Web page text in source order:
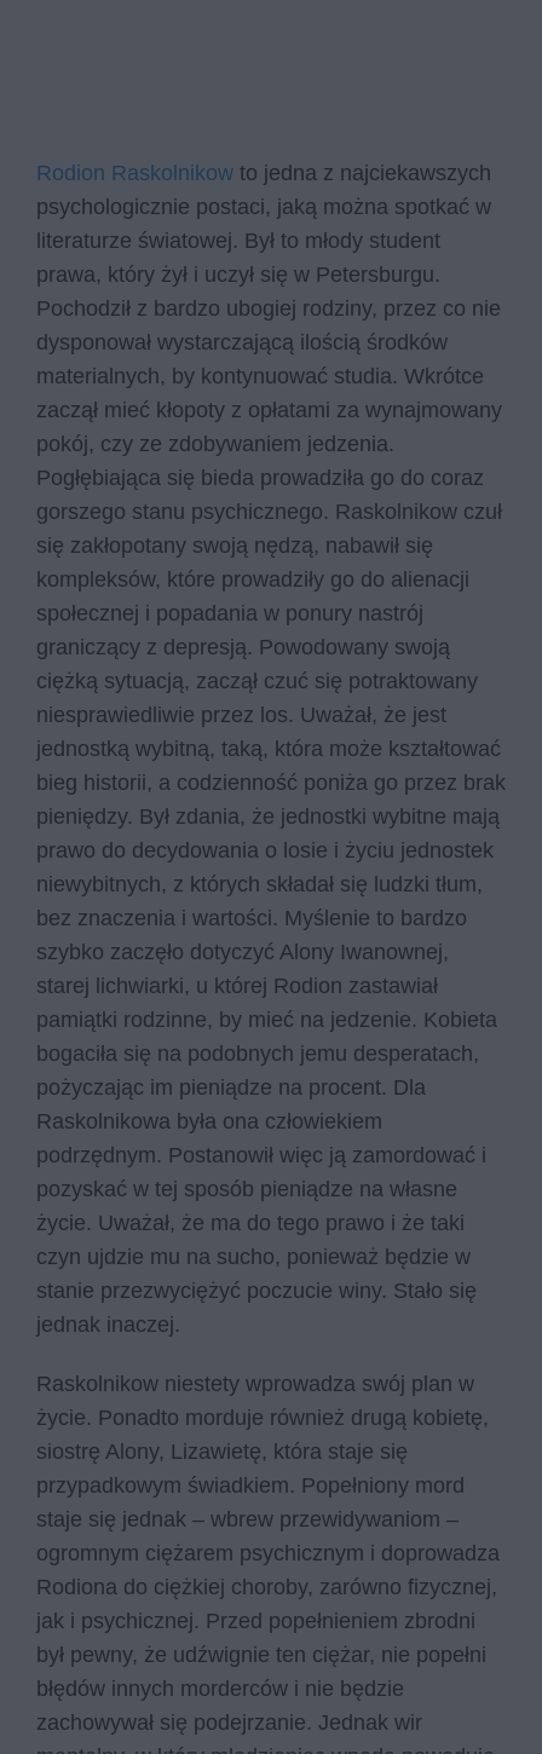
Rodion Raskolnikow to jedna z najciekawszych
psychologicznie postaci, jaką można spotkać w
literaturze światowej. Był to młody student
prawa, który żył i uczył się w Petersburgu.
Pochodził z bardzo ubogiej rodziny, przez co nie
dysponował wystarczającą ilością środków
materialnych, by kontynuować studia. Wkrótce
zaczął mieć kłopoty z opłatami za wynajmowany
pokój, czy ze zdobywaniem jedzenia.
Pogłębiająca się bieda prowadziła go do coraz
gorszego stanu psychicznego. Raskolnikow czuł
się zakłopotany swoją nędzą, nabawił się
kompleksów, które prowadziły go do alienacji
społecznej i popadania w ponury nastrój
graniczący z depresją. Powodowany swoją
ciężką sytuacją, zaczął czuć się potraktowany
niesprawiedliwie przez los. Uważał, że jest
jednostką wybitną, taką, która może kształtować
bieg historii, a codzienność poniża go przez brak
pieniędzy. Był zdania, że jednostki wybitne mają
prawo do decydowania o losie i życiu jednostek
niewybitnych, z których składał się ludzki tłum,
bez znaczenia i wartości. Myślenie to bardzo
szybko zaczęło dotyczyć Alony Iwanownej,
starej lichwiarki, u której Rodion zastawiał
pamiątki rodzinne, by mieć na jedzenie. Kobieta
bogaciła się na podobnych jemu desperatach,
pożyczając im pieniądze na procent. Dla
Raskolnikowa była ona człowiekiem
podrzędnym. Postanowił więc ją zamordować i
pozyskać w tej sposób pieniądze na własne
życie. Uważał, że ma do tego prawo i że taki
czyn ujdzie mu na sucho, ponieważ będzie w
stanie przezwyciężyć poczucie winy. Stało się
jednak inaczej.
Raskolnikow niestety wprowadza swój plan w
życie. Ponadto morduje również drugą kobietę,
siostrę Alony, Lizawietę, która staje się
przypadkowym świadkiem. Popełniony mord
staje się jednak – wbrew przewidywaniom –
ogromnym ciężarem psychicznym i doprowadza
Rodiona do ciężkiej choroby, zarówno fizycznej,
jak i psychicznej. Przed popełnieniem zbrodni
był pewny, że udźwignie ten ciężar, nie popełni
błędów innych morderców i nie będzie
zachowywał się podejrzanie. Jednak wir